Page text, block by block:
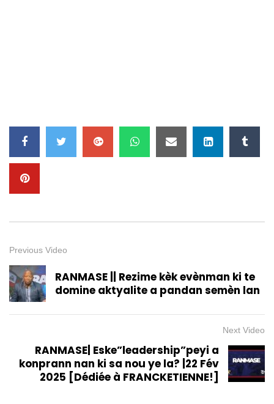
Previous Video
RANMASE || Rezime kèk evènman ki te
domine aktyalite a pandan semèn lan
Next Video
RANMASE| Eske”leadership”peyi a
konprann nan ki sa nou ye la? |22 Fév
2025 [Dédiée à FRANCKETIENNE!]